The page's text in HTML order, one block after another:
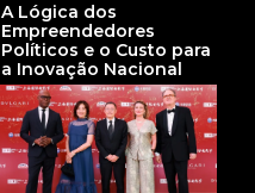
A Lógica dos
Empreendedores
Políticos e o Custo para
a Inovação Nacional